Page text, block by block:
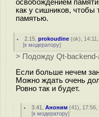
освобождением
как у сишников, чтобы
памятью.
2.15 ,prokoudine (ok),
[к модератору]
> Подожду Qt-backend-
Если больше нечем
Можно ждать очень
Ровно так и будет.
3.41 ,Аноним (41), 17:56,
[к модератору]